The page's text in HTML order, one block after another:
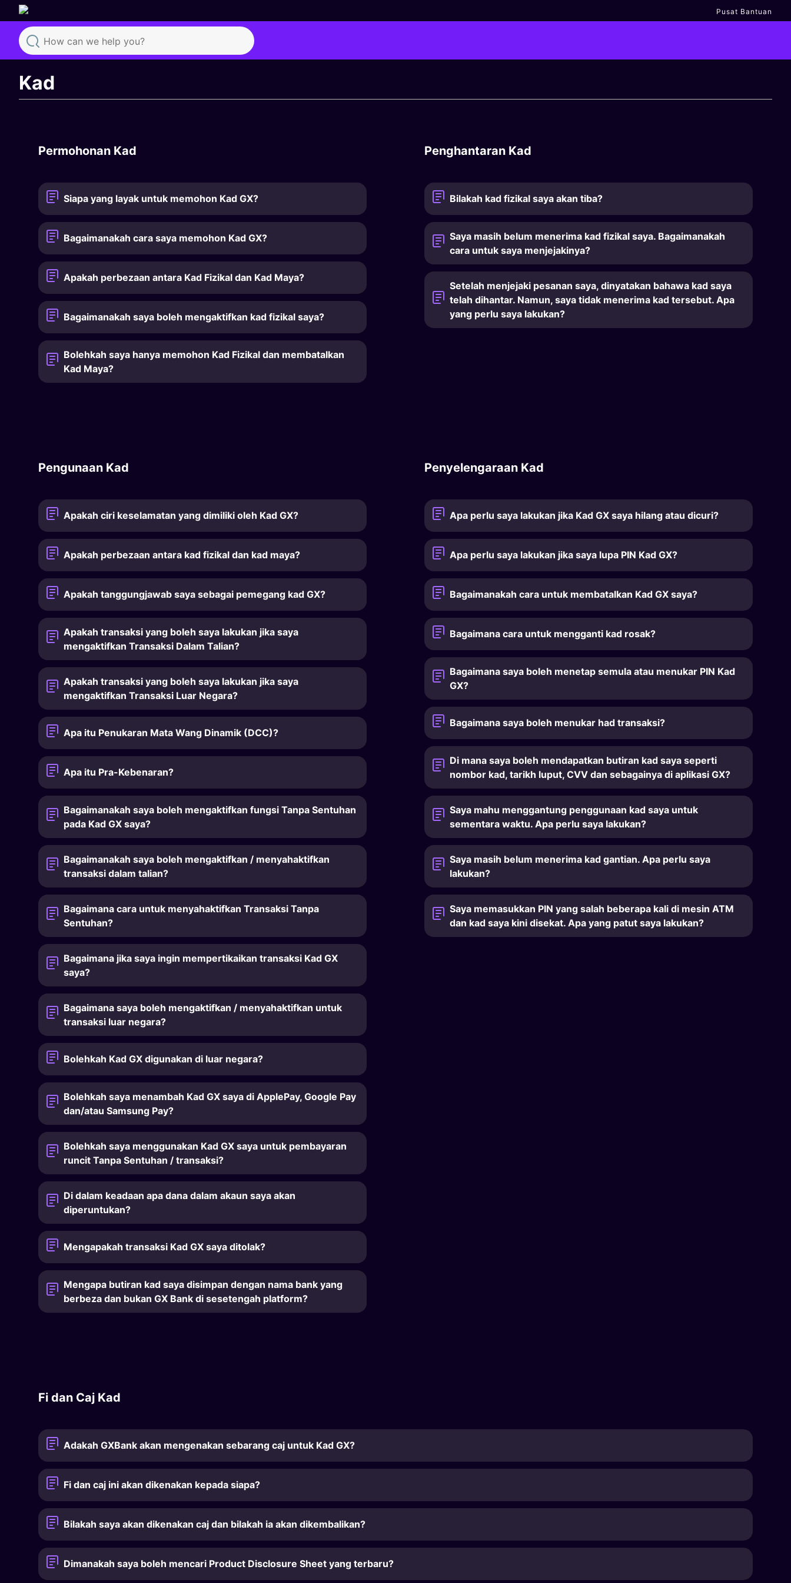
Pusat Bantuan
Search
Kad
Permohonan Kad
Siapa yang layak untuk memohon Kad GX?
Bagaimanakah cara saya memohon Kad GX?
Apakah perbezaan antara Kad Fizikal dan Kad Maya?
Bagaimanakah saya boleh mengaktifkan kad fizikal saya?
Bolehkah saya hanya memohon Kad Fizikal dan membatalkan
Kad Maya?
Penghantaran Kad
Bilakah kad fizikal saya akan tiba?
Saya masih belum menerima kad fizikal saya. Bagaimanakah
cara untuk saya menjejakinya?
Setelah menjejaki pesanan saya, dinyatakan bahawa kad saya
telah dihantar. Namun, saya tidak menerima kad tersebut. Apa
yang perlu saya lakukan?
Pengunaan Kad
Apakah ciri keselamatan yang dimiliki oleh Kad GX?
Apakah perbezaan antara kad fizikal dan kad maya?
Apakah tanggungjawab saya sebagai pemegang kad GX?
Apakah transaksi yang boleh saya lakukan jika saya
mengaktifkan Transaksi Dalam Talian?
Apakah transaksi yang boleh saya lakukan jika saya
mengaktifkan Transaksi Luar Negara?
Apa itu Penukaran Mata Wang Dinamik (DCC)?
Apa itu Pra-Kebenaran?
Bagaimanakah saya boleh mengaktifkan fungsi Tanpa Sentuhan
pada Kad GX saya?
Bagaimanakah saya boleh mengaktifkan / menyahaktifkan
transaksi dalam talian?
Bagaimana cara untuk menyahaktifkan Transaksi Tanpa
Sentuhan?
Bagaimana jika saya ingin mempertikaikan transaksi Kad GX
saya?
Bagaimana saya boleh mengaktifkan / menyahaktifkan untuk
transaksi luar negara?
Bolehkah Kad GX digunakan di luar negara?
Bolehkah saya menambah Kad GX saya di ApplePay, Google Pay
dan/atau Samsung Pay?
Bolehkah saya menggunakan Kad GX saya untuk pembayaran
runcit Tanpa Sentuhan / transaksi?
Di dalam keadaan apa dana dalam akaun saya akan
diperuntukan?
Mengapakah transaksi Kad GX saya ditolak?
Mengapa butiran kad saya disimpan dengan nama bank yang
berbeza dan bukan GX Bank di sesetengah platform?
Penyelengaraan Kad
Apa perlu saya lakukan jika Kad GX saya hilang atau dicuri?
Apa perlu saya lakukan jika saya lupa PIN Kad GX?
Bagaimanakah cara untuk membatalkan Kad GX saya?
Bagaimana cara untuk mengganti kad rosak?
Bagaimana saya boleh menetap semula atau menukar PIN Kad
GX?
Bagaimana saya boleh menukar had transaksi?
Di mana saya boleh mendapatkan butiran kad saya seperti
nombor kad, tarikh luput, CVV dan sebagainya di aplikasi GX?
Saya mahu menggantung penggunaan kad saya untuk
sementara waktu. Apa perlu saya lakukan?
Saya masih belum menerima kad gantian. Apa perlu saya
lakukan?
Saya memasukkan PIN yang salah beberapa kali di mesin ATM
dan kad saya kini disekat. Apa yang patut saya lakukan?
Fi dan Caj Kad
Adakah GXBank akan mengenakan sebarang caj untuk Kad GX?
Fi dan caj ini akan dikenakan kepada siapa?
Bilakah saya akan dikenakan caj dan bilakah ia akan dikembalikan?
Dimanakah saya boleh mencari Product Disclosure Sheet yang terbaru?